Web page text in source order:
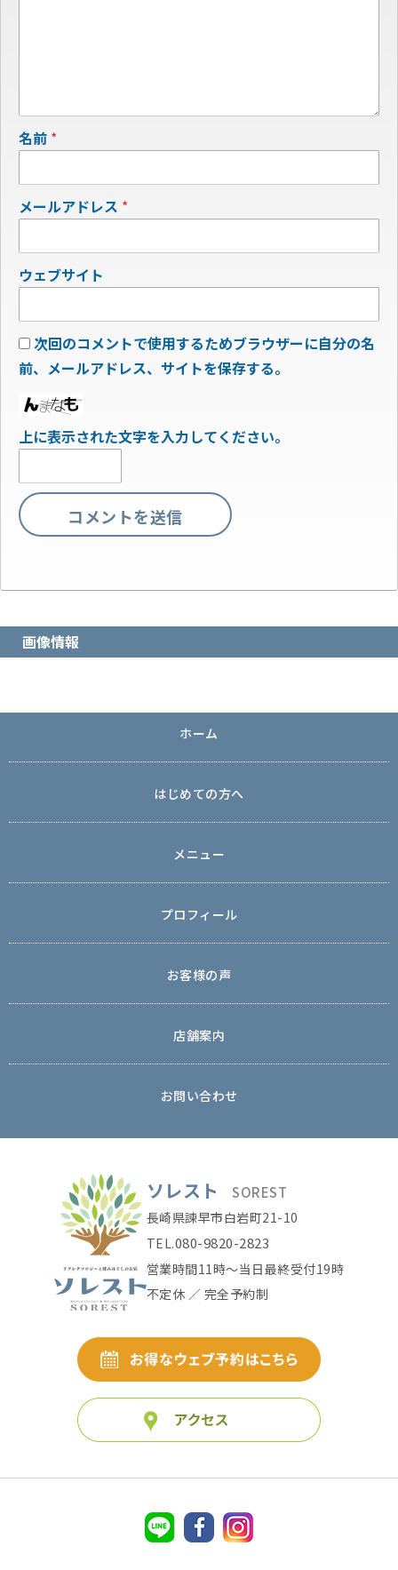
名前 *
メールアドレス *
ウェブサイト
次回のコメントで使用するためブラウザーに自分の名
前、メールアドレス、サイトを保存する。
上に表示された文字を入力してください。
画像情報
ホーム
はじめての方へ
メニュー
プロフィール
お客様の声
店舗案内
お問い合わせ
ソレスト SOREST
長崎県諫早市白岩町21-10
TEL.080-9820-2823
営業時間11時〜当日最終受付19時
不定休 ／ 完全予約制